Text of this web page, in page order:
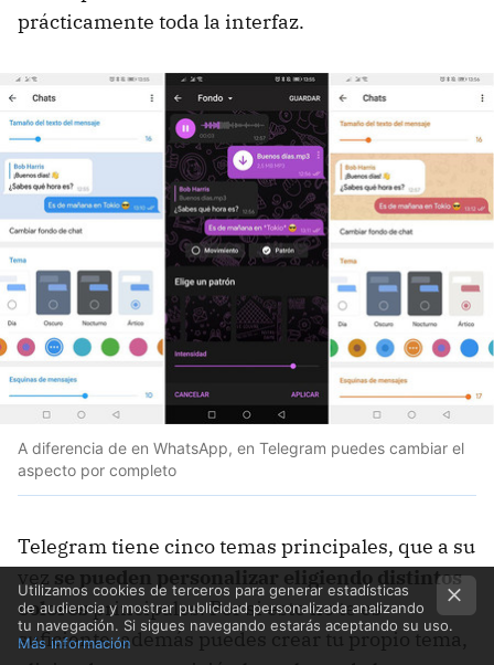
prácticamente toda la interfaz.
A diferencia de en WhatsApp, en Telegram puedes cambiar el
aspecto por completo
Telegram tiene cinco temas principales, que a su
vez se pueden personalizar eligiendo distintos
coloresprincipales. Por si esto no te es
suficiente, además puedes crear tu propio tema,
Utilizamos cookies de terceros para generar estadísticas
de audiencia y mostrar publicidad personalizada analizando
tu navegación. Si sigues navegando estarás aceptando su uso.
Más información